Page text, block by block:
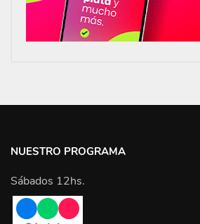
NUESTRO PROGRAMA
Sábados 12hs.